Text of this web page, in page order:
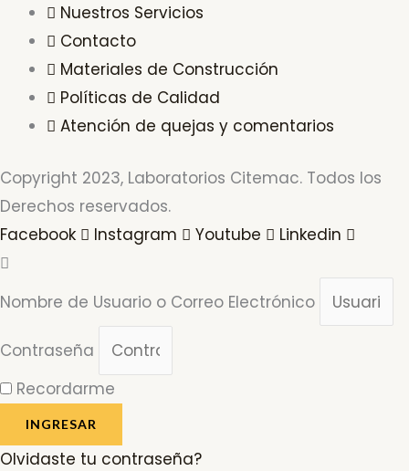
Nuestros Servicios
Contacto
Materiales de Construcción
Políticas de Calidad
Atención de quejas y comentarios
Copyright 2023, Laboratorios Citemac. Todos los
Derechos reservados.
Facebook
Instagram Youtube Linkedin
Nombre de Usuario o Correo Electrónico
Contraseña
Recordarme
INGRESAR
Olvidaste tu contraseña?